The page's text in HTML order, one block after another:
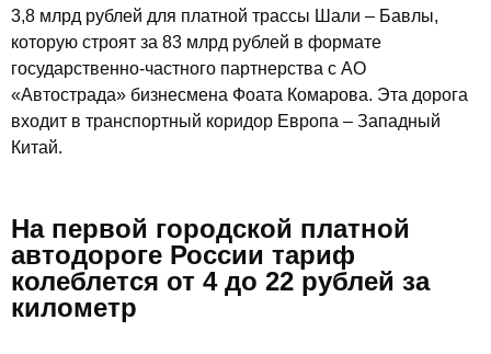
3,8 млрд рублей для платной трассы Шали – Бавлы,
которую строят за 83 млрд рублей в формате
государственно-частного партнерства с АО
«Автострада» бизнесмена Фоата Комарова. Эта дорога
входит в транспортный коридор Европа – Западный
Китай.
На первой городской платной
автодороге России тариф
колеблется от 4 до 22 рублей за
километр